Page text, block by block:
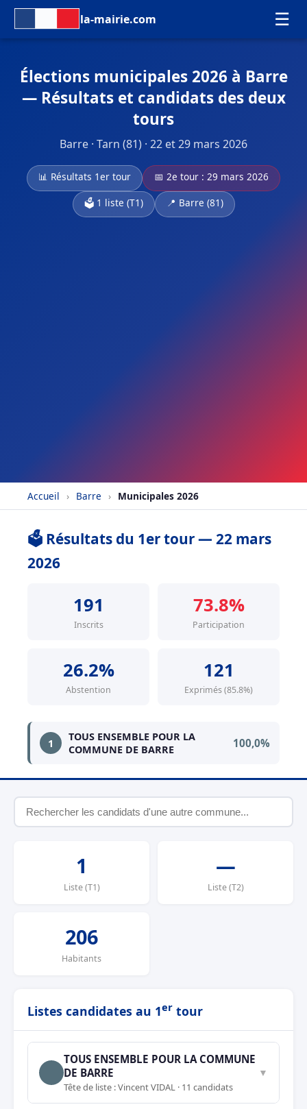
la-mairie.com ☰
Élections municipales 2026 à Barre
— Résultats et candidats des deux
tours
Barre · Tarn (81) · 22 et 29 mars 2026
📊 Résultats 1er tour
📅 2e tour : 29 mars 2026
🗳️ 1 liste (T1)
📍 Barre (81)
Accueil › Barre › Municipales 2026
🗳️ Résultats du 1er tour — 22 mars
2026
191
Inscrits
73.8%
Participation
26.2%
Abstention
121
Exprimés (85.8%)
1
TOUS ENSEMBLE POUR LA
COMMUNE DE BARRE
100,0%
1
Liste (T1)
—
Liste (T2)
206
Habitants
Listes candidates au 1er tour
TOUS ENSEMBLE POUR LA COMMUNE
DE BARRE
Tête de liste : Vincent VIDAL · 11 candidats
▼